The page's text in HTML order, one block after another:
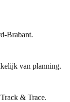
Brabant.
van planning.
& Trace.